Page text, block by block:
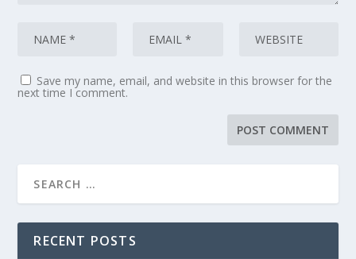
Save my name, email, and website in this browser for the
next time I comment.
RECENT POSTS